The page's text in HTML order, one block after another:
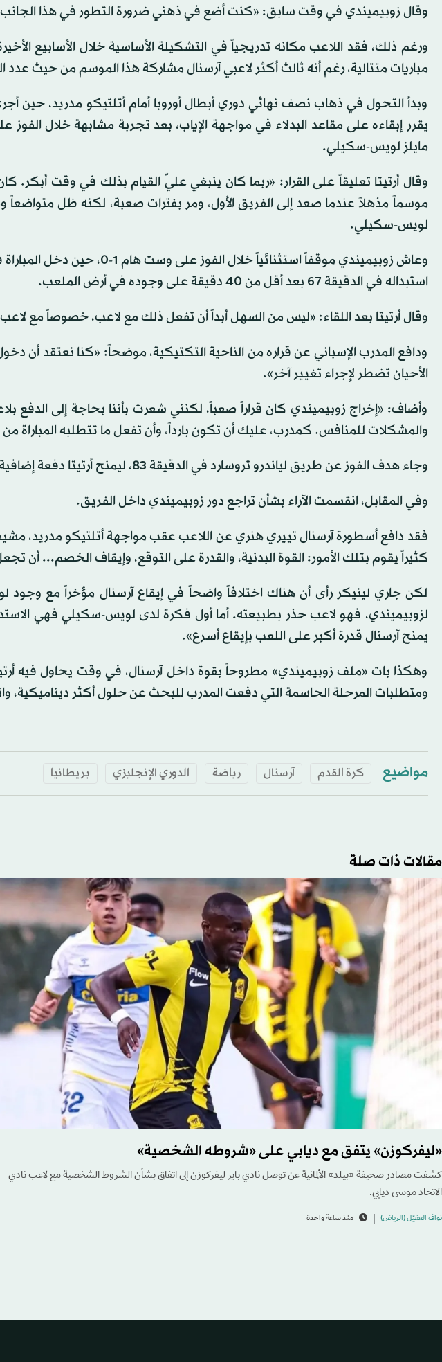
وقال زوبيميندي في وقت سابق: «كنت أضع في ذهني ضرورة التطور في هذا
ورغم ذلك، فقد اللاعب مكانه تدريجياً في التشكيلة الأساسية خلال الأسابيع
مباريات متتالية، رغم أنه ثالث أكثر لاعبي آرسنال مشاركة هذا الموسم من حيث عدد
وبدأ التحول في ذهاب نصف نهائي دوري أبطال أوروبا أمام أتلتيكو مدريد، حين
مايلز لويس-سكيلي.
وقال أرتيتا تعليقاً على القرار: «ربما كان ينبغي عليّ القيام بذلك في وقت
موسماً مذهلاً عندما صعد إلى الفريق الأول، ومر بفترات صعبة، لكنه ظل متواضعاً
لويس-سكيلي.
استبداله في الدقيقة 67 بعد أقل من 40 دقيقة على وجوده في أرض الملعب.
وقال أرتيتا بعد اللقاء: «ليس من السهل أبداً أن تفعل ذلك مع لاعب، خصوصاً مع
ودافع المدرب الإسباني عن قراره من الناحية التكتيكية، موضحاً: «كنا نعتقد أن
الأحيان تضطر لإجراء تغيير آخر».
وأضاف: «إخراج زوبيميندي كان قراراً صعباً، لكنني شعرت بأننا بحاجة إلى الدفع
والمشكلات للمنافس. كمدرب، عليك أن تكون بارداً، وأن تفعل ما تتطلبه المباراة من
وجاء هدف الفوز عن طريق لياندرو تروسارد في الدقيقة 83، ليمنح أرتيتا دفعة إضافية للدفاع عن خياراته الفنية.
وفي المقابل، انقسمت الآراء بشأن تراجع دور زوبيميندي داخل الفريق.
فقد دافع أسطورة آرسنال تييري هنري عن اللاعب عقب مواجهة أتلتيكو مدريد، مشيداً
كثيراً يقوم بتلك الأمور: القوة البدنية، والقدرة على التوقع، وإيقاف الخصم...
لكن جاري لينيكر رأى أن هناك اختلافاً واضحاً في إيقاع آرسنال مؤخراً مع
لزوبيميندي، فهو لاعب حذر بطبيعته. أما أول فكرة لدى لويس-سكيلي فهي
يمنح آرسنال قدرة أكبر على اللعب بإيقاع أسرع».
وهكذا بات «ملف زوبيميندي» مطروحاً بقوة داخل آرسنال، في وقت يحاول فيه
ومتطلبات المرحلة الحاسمة التي دفعت المدرب للبحث عن حلول أكثر ديناميكية،
مواضيع كرة القدم آرسنال رياضة الدوري الإنجليزي بريطانيا
مقالات ذات صلة
«ليفركوزن» يتفق مع ديابي على «شروطه الشخصية»
كشفت مصادر صحيفة «بيلد» الألمانية عن توصل نادي باير ليفركوزن إلى اتفاق بشأن الشروط الشخصية مع لاعب نادي
الاتحاد موسى ديابي.
نواف العقيّل (الرياض) منذ ساعة واحدة